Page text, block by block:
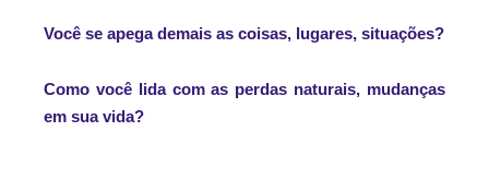
Você se apega demais as coisas, lugares, situações?
Como você lida com as perdas naturais, mudanças
em sua vida?